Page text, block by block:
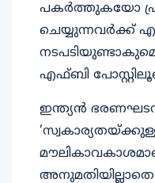
പകർത്തുകയോ
ചെയ്യുന്നവർക്ക്
എഫ്ബി
ഇന്ത്യൻ